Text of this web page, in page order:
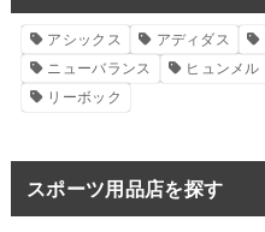
アシックス アディダス
ニューバランス
ヒュンメル
リーボック
スポーツ用品店を探す